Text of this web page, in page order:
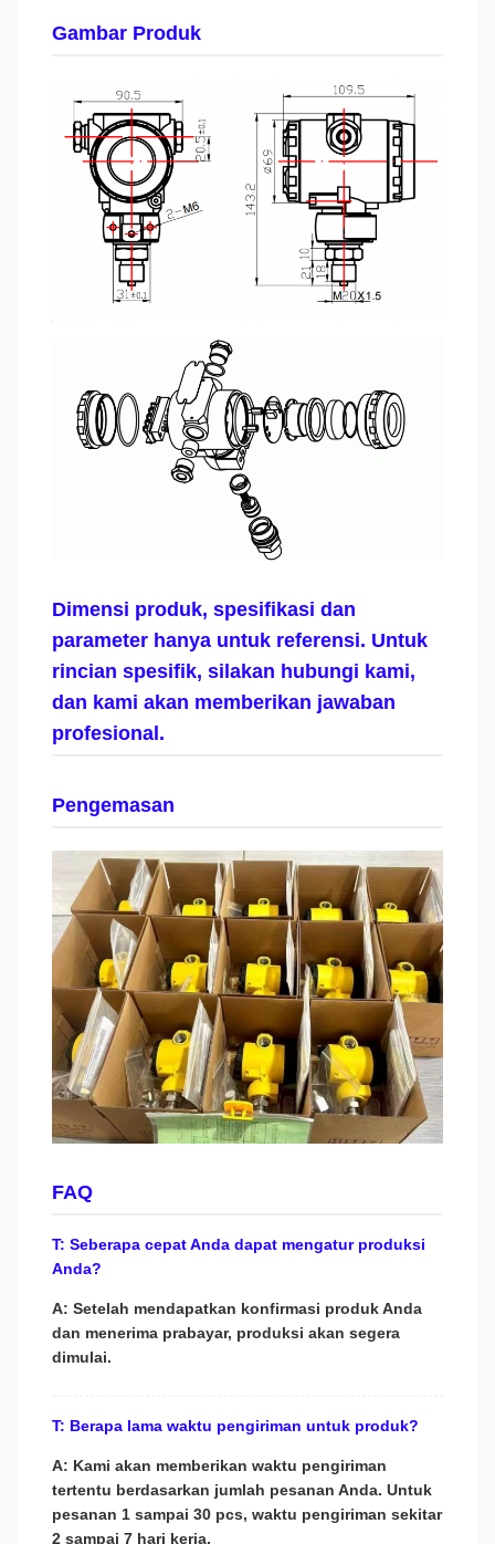
Gambar Produk
Dimensi produk, spesifikasi dan
parameter hanya untuk referensi. Untuk
rincian spesifik, silakan hubungi kami,
dan kami akan memberikan jawaban
profesional.
Pengemasan
FAQ
T: Seberapa cepat Anda dapat mengatur produksi
Anda?
A: Setelah mendapatkan konfirmasi produk Anda
dan menerima prabayar, produksi akan segera
dimulai.
T: Berapa lama waktu pengiriman untuk produk?
A: Kami akan memberikan waktu pengiriman
tertentu berdasarkan jumlah pesanan Anda. Untuk
pesanan 1 sampai 30 pcs, waktu pengiriman sekitar
2 sampai 7 hari kerja.